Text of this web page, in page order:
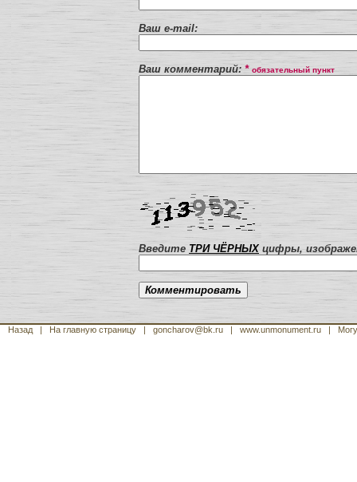
Ваш e-mail:
Ваш комментарий: * обязательный пункт
Введите ТРИ ЧЁРНЫХ цифры,
Назад | На главную страницу | goncharov@bk.ru | www.unmonument.ru |